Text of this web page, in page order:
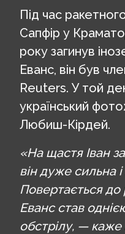
Під час
Сапфір у
року загинув
Еванс, він був
Reuters. У той
український
Любиш-Кірдей.
«На щастя Іван
він дуже сильна
Повертається
Еванс став
обстрілу, —